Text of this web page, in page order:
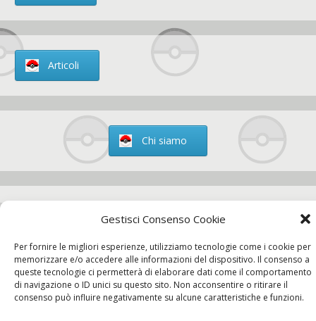
Gestisci Consenso Cookie
Per fornire le migliori esperienze, utilizziamo tecnologie come i cookie per
memorizzare e/o accedere alle informazioni del dispositivo. Il consenso a
queste tecnologie ci permetterà di elaborare dati come il comportamento
di navigazione o ID unici su questo sito. Non acconsentire o ritirare il
consenso può influire negativamente su alcune caratteristiche e funzioni.
Articoli
Chi siamo
Contatti
Chi siamo Contatti Privacy Policy